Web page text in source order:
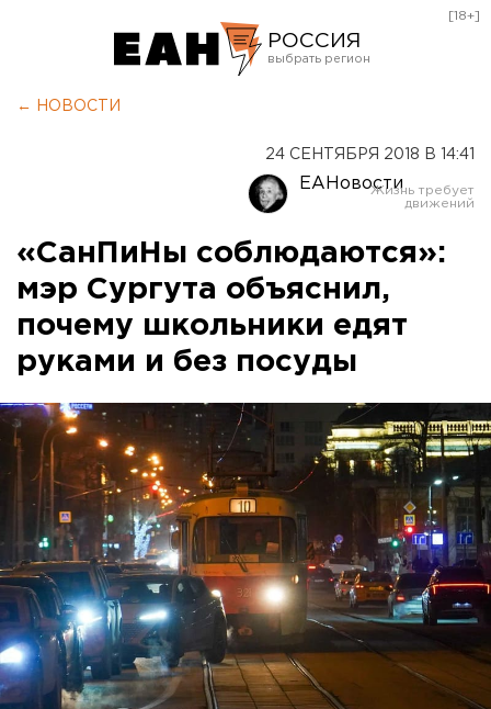
РОССИЯ
Оренбург
[18+]
← НОВОСТИ
24 СЕНТЯБРЯ 2018 В 14:41
ЕАНовости
«СанПиНы соблюдаются»:
мэр Сургута объяснил,
почему школьники едят
руками и без посуды